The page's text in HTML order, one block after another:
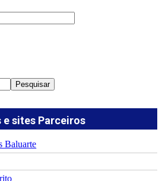
Pesquisar
e sites Parceiros
Baluarte